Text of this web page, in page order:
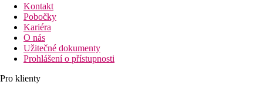
Kontakt
Pobočky
Kariéra
O nás
Užitečné dokumenty
Prohlášení o přístupnosti
Pro klienty